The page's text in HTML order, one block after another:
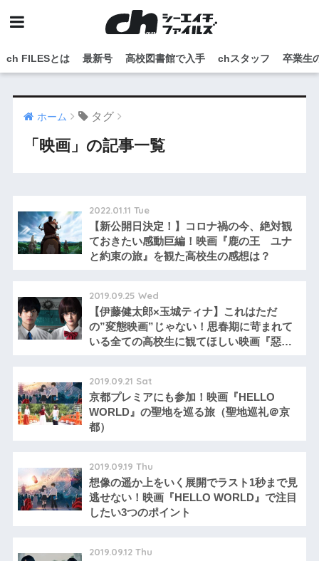
ch FILESとは 最新号 高校図書館で入手 chスタッフ 卒業生
ホーム タグ
「映画」の記事一覧
2022.01.11 Tue
【新公開日決定！】コロナ禍の今、絶対観
ておきたい感動巨編！映画『鹿の王 ユナ
と約束の旅』を観た高校生の感想は？
2019.09.25 Wed
【伊藤健太郎×玉城ティナ】これはただ
の”変態映画”じゃない！思春期に苛まれて
いる全ての高校生に観てほしい映画『惡の
2019.09.21 Sat
京都プレミアにも参加！映画『HELLO
WORLD』の聖地を巡る旅（聖地巡礼＠京
都）
2019.09.19 Thu
想像の遥か上をいく展開でラスト1秒まで見
逃せない！映画『HELLO WORLD』で注目
したい3つのポイント
2019.09.12 Thu